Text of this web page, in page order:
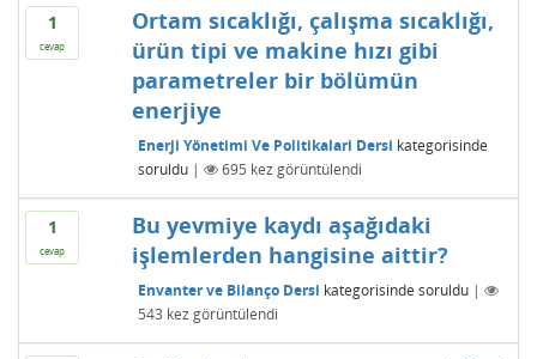
1
cevap
Ortam sıcaklığı, çalışma sıcaklığı,
ürün tipi ve makine hızı gibi
parametreler bir bölümün
enerjiye
Enerji Yönetimi Ve Politikalari Dersi kategorisinde
soruldu | 695 kez görüntülendi
1
cevap
Bu yevmiye kaydı aşağıdaki
işlemlerden hangisine aittir?
Envanter ve Bilanço Dersi kategorisinde soruldu |
543 kez görüntülendi